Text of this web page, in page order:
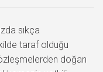
sıkça
taraf olduğu
doğan